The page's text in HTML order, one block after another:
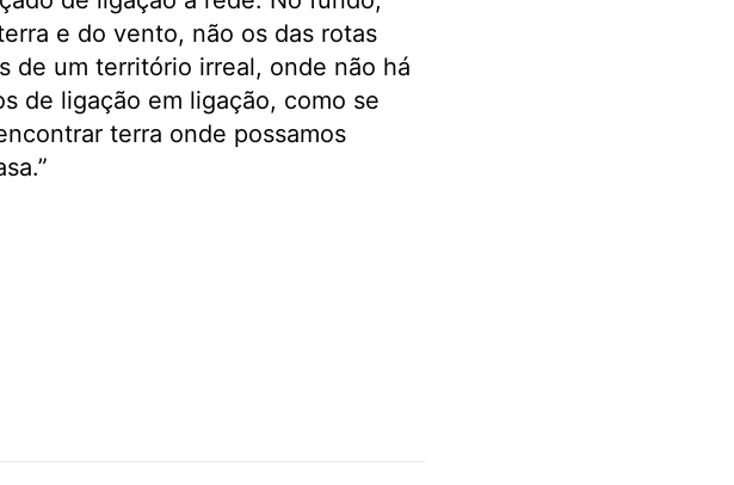
e do vento, não os das rotas
de um território irreal, onde não há
de ligação em ligação, como se
terra onde possamos